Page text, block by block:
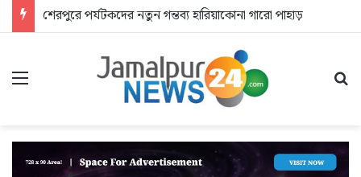
শেরপুরে পর্যটকদের নতুন গন্তব্য হারিয়াকোনা গারো পাহাড়
Menu